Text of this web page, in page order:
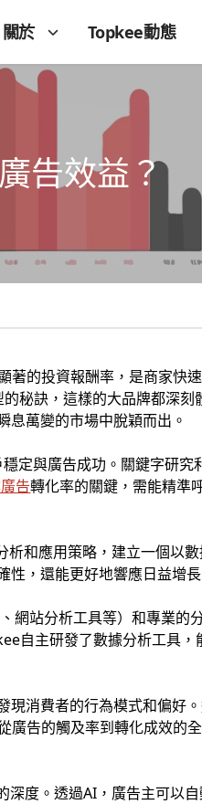
關於 Topkee動態
告效益？
著的投資報酬率，是商家快
秘訣，這樣的大品牌都深刻
息萬變的市場中脫穎而出。
定與廣告成功。關鍵字研究
告轉化率的關鍵，需能精準
和應用策略，建立一個以
，還能更好地響應日益增
網站分析工具等）和專業的
自主研發了數據分析工具
消費者的行為模式和偏好
告的觸及率到轉化成效的
度。透過AI，廣告主可以